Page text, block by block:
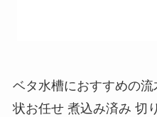
ベタ水槽におすすめの
状お任せ 煮込み済み 切